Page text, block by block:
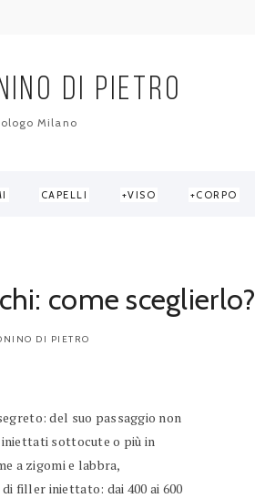
DI PIETRO
Milano
CAPELLI VISO CORPO
come sceglierlo?
DI PIETRO
del suo passaggio non
sottocute o più in
a zigomi e labbra,
filler iniettato: dai 400 ai 600